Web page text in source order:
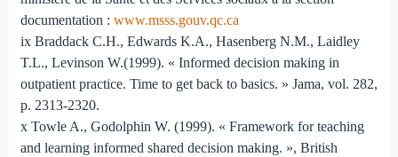
documentation : www.msss.gouv.qc.ca
ix Braddack C.H., Edwards K.A., Hasenberg N.M., Laidley
T.L., Levinson W.(1999). « Informed decision making in
outpatient practice. Time to get back to basics. » Jama, vol. 282,
p. 2313-2320.
x Towle A., Godolphin W. (1999). « Framework for teaching
and learning informed shared decision making. », British